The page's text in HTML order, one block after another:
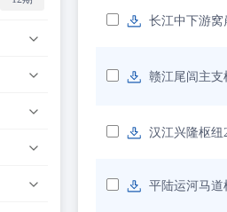
长江中下游
赣江尾闾主
汉江兴隆枢纽
平陆运河马